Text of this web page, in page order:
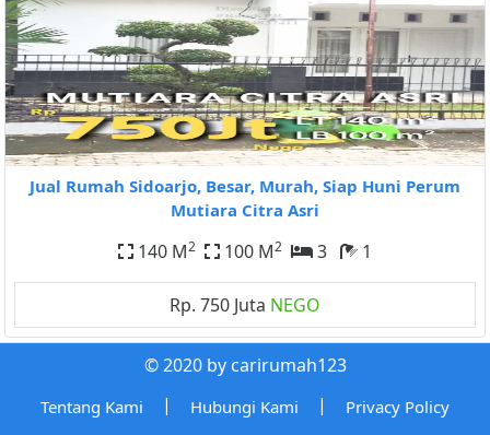
Jual Rumah Sidoarjo, Besar, Murah, Siap Huni Perum
Mutiara Citra Asri
140 M2 100 M2 3 1
Rp. 750 Juta NEGO
© 2020 by carirumah123
Tentang Kami | Hubungi Kami | Privacy Policy